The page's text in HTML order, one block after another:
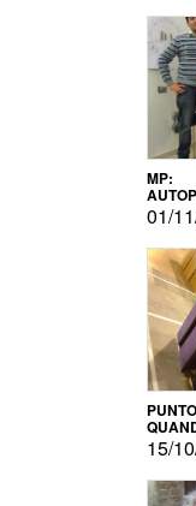
MP:
E
01/
FA LA
VINCE
15/